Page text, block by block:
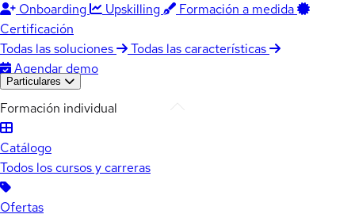
Onboarding
Upskilling
Formación a medida
Certificación
Todas las soluciones
Todas las características
Agendar demo
Particulares
Formación individual
Catálogo
Todos los cursos y carreras
Ofertas